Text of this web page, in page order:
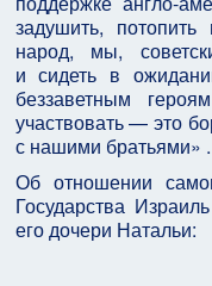
задушить,
народ, мы,
и сидеть в
беззаветным
участвовать — это
с нашими братьями» .
Об отношении
Государства
его дочери Натальи: